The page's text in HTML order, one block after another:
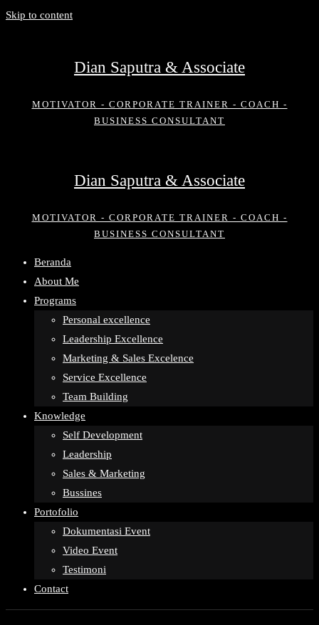
Skip to content
Dian Saputra & Associate
MOTIVATOR - CORPORATE TRAINER - COACH -
BUSINESS CONSULTANT
Dian Saputra & Associate
MOTIVATOR - CORPORATE TRAINER - COACH -
BUSINESS CONSULTANT
Beranda
About Me
Programs
Personal excellence
Leadership Excellence
Marketing & Sales Excelence
Service Excellence
Team Building
Knowledge
Self Development
Leadership
Sales & Marketing
Bussines
Portofolio
Dokumentasi Event
Video Event
Testimoni
Contact